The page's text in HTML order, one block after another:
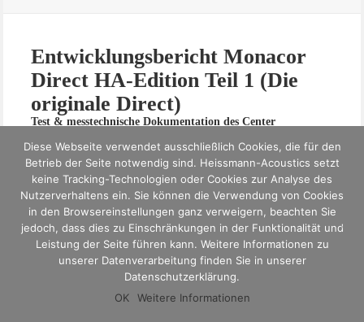
Entwicklungsbericht Monacor
Direct HA-Edition Teil 1 (Die
originale Direct)
Test & messtechnische Dokumentation des Center
Messtechnische Dokumentation des Center Lautsprechers
Monacor Direct. Die während der Untersuchung der
originalen Direct erlangten Erkenntnisse führten
letztendlich zur Entwicklung derMonacor Direct HA-
Edition.
Diese Webseite verwendet ausschließlich Cookies, die für den
Betrieb der Seite notwendig sind. Heissmann-Acoustics setzt
keine Tracking-Technologien oder Cookies zur Analyse des
Nutzerverhaltens ein. Sie können die Verwendung von Cookies
in den Browsereinstellungen ganz verweigern, beachten Sie
jedoch, dass dies zu Einschränkungen in der Funktionalität und
Leistung der Seite führen kann. Weitere Informationen zu
unserer Datenverarbeitung finden Sie in unserer
Datenschutzerklärung.
OK
Weitere Informationen